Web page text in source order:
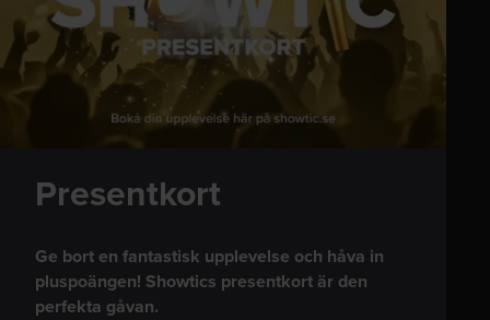
Presentkort
Ge bort en fantastisk upplevelse och håva in
pluspoängen! Showtics presentkort är den
perfekta gåvan.